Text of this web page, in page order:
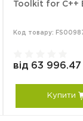
Toolkit for C++
Код товару:
від 63 996.47
Купити